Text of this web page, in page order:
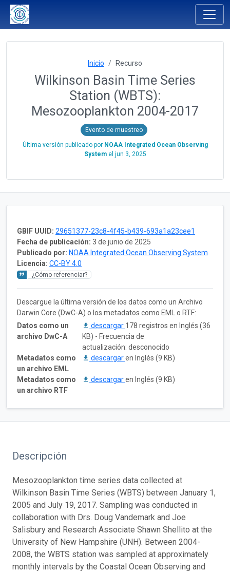
Inicio Recurso
Wilkinson Basin Time Series
Station (WBTS):
Mesozooplankton 2004-2017
Evento de muestreo
Última versión publicado por NOAA Integrated Ocean Observing
Systemel jun 3, 2025
GBIF UUID: 29651377-23c8-4f45-b439-693a1a23cee1
Fecha de publicación: 3 de junio de 2025
Publicado por: NOAA Integrated Ocean Observing System
Licencia: CC-BY 4.0
¿Cómo referenciar?
Descargue la última versión de los datos como un Archivo
Darwin Core (DwC-A) o los metadatos como EML o RTF:
Datos como un
archivo DwC-A
descargar 178 registros en Inglés (36
KB) - Frecuencia de
actualización: desconocido
Metadatos como
un archivo EML
descargaren Inglés (9 KB)
Metadatos como
un archivo RTF
descargaren Inglés (9 KB)
Descripción
Mesozooplankton time series data collected at
Wilkinson Basin Time Series (WBTS) between January 1,
2005 and July 19, 2017. Sampling was conducted in
collaboration with Drs. Doug Vandemark and Joe
Salisbury and Research Associate Shawn Shellito at the
University of New Hampshire (UNH). Between 2004-
2008, the WBTS station was sampled at approximately
monthly intervals by the Coastal Ocean Observing and